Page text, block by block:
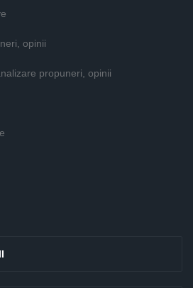
opinii
propuneri, opinii